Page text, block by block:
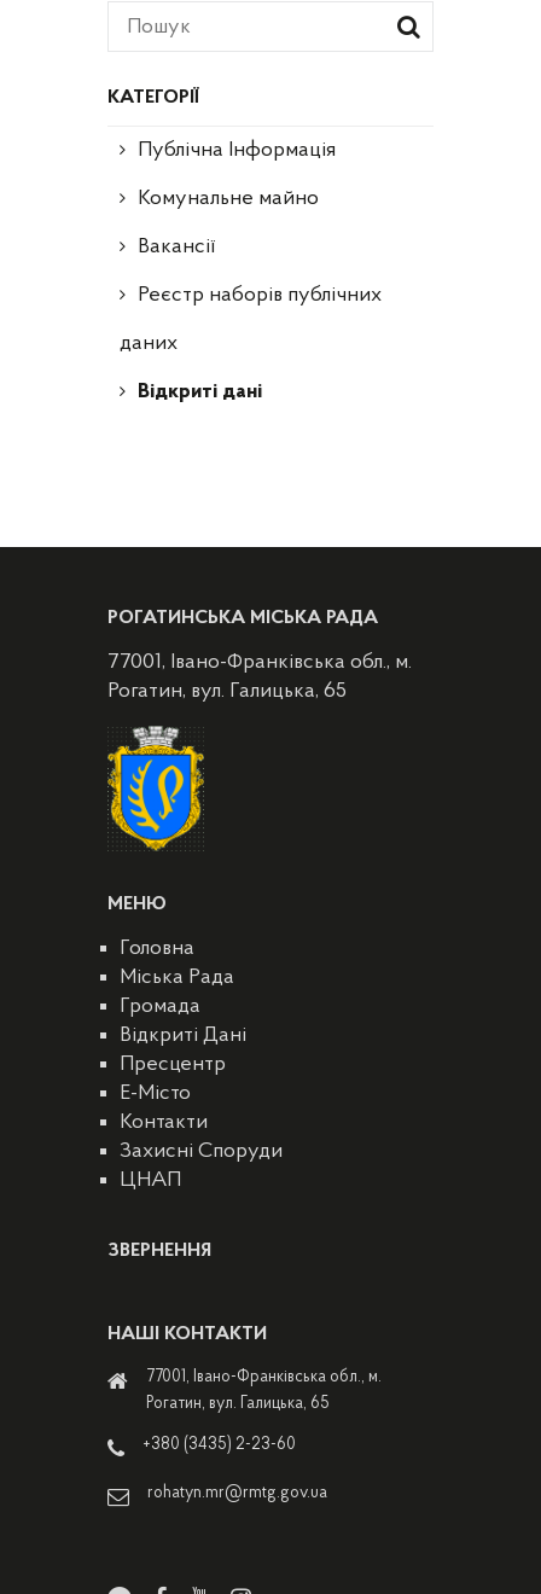
КАТЕГОРІЇ
Публічна Інформація
Комунальне майно
Вакансії
Реєстр наборів публічних
даних
Відкриті дані
РОГАТИНСЬКА МІСЬКА РАДА
77001, Івано-Франківська обл., м.
Рогатин, вул. Галицька, 65
МЕНЮ
Головна
Міська Рада
Громада
Відкриті Дані
Пресцентр
E-Місто
Контакти
Захисні Споруди
ЦНАП
ЗВЕРНЕННЯ
НАШІ КОНТАКТИ
77001, Івано-Франківська обл., м.
Рогатин, вул. Галицька, 65
+380 (3435) 2-23-60
rohatyn.mr@rmtg.gov.ua